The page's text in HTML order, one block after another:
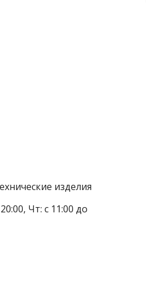
изделия
Чт: с 11:00 до